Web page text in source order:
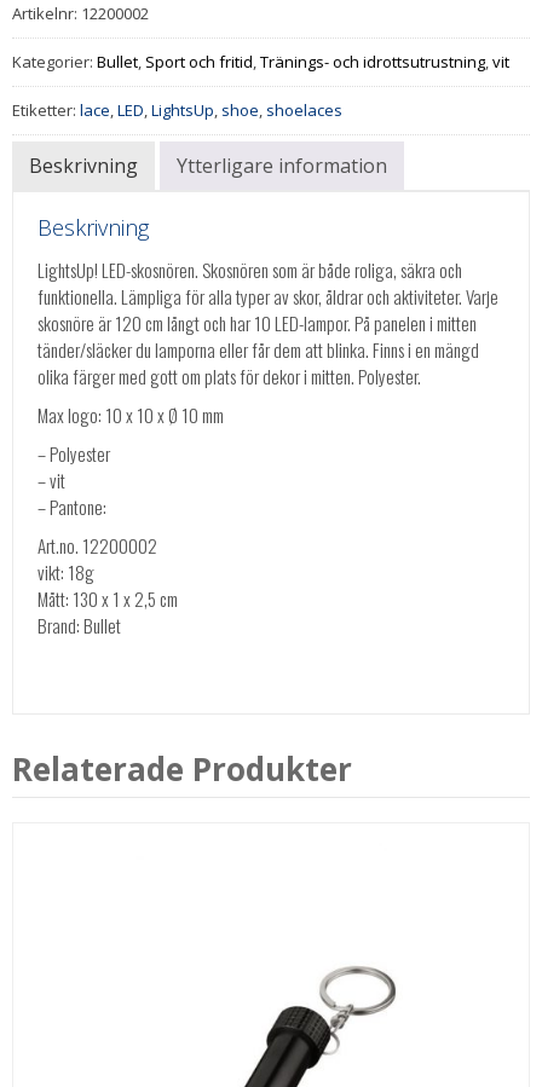
Artikelnr: 12200002
Kategorier: Bullet Sport och fritid Tränings- och idrottsutrustning vit
Etiketter: lace LED LightsUp shoe shoelaces
Beskrivning Ytterligare information
Beskrivning
LightsUp! LED-skosnören. Skosnören som är både roliga, säkra och
funktionella. Lämpliga för alla typer av skor, åldrar och aktiviteter. Varje
skosnöre är 120 cm långt och har 10 LED-lampor. På panelen i mitten
tänder/släcker du lamporna eller får dem att blinka. Finns i en mängd
olika färger med gott om plats för dekor i mitten. Polyester.
Max logo: 10 x 10 x Ø 10 mm
– Polyester
– vit
– Pantone:
Art.no. 12200002
vikt: 18g
Mått: 130 x 1 x 2,5 cm
Brand: Bullet
Relaterade Produkter